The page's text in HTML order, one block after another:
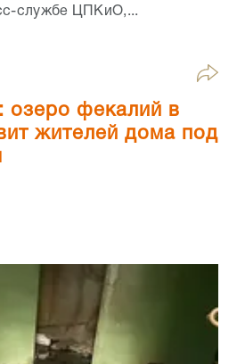
службе ЦПКиО,...
озеро фекалий в
жителей дома под